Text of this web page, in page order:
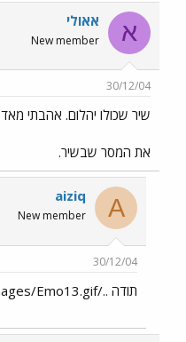
א אאולי
New member
30/12/04
שיר שכולו יהלום. אהבתי מאד
את המסר שבשיר.
A
aiziq
New member
30/12/04
תודה ../images/Emo13.gif